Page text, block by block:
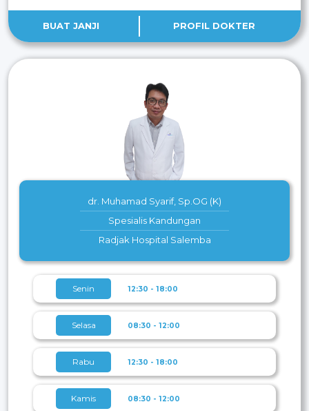
BUAT JANJI PROFIL DOKTER
dr. Muhamad Syarif, Sp.OG (K)
Spesialis Kandungan
Radjak Hospital Salemba
Senin 12:30 - 18:00
Selasa 08:30 - 12:00
Rabu 12:30 - 18:00
Kamis 08:30 - 12:00